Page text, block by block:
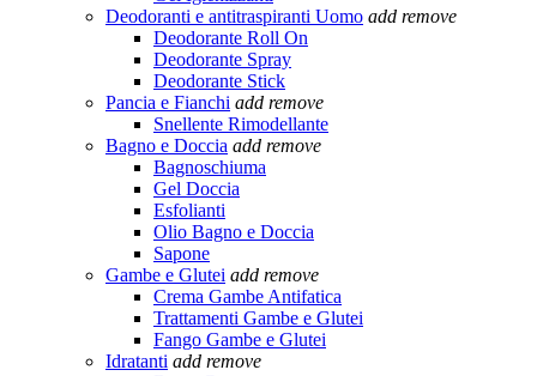
Deodoranti e antitraspiranti Uomo add remove
Deodorante Roll On
Deodorante Spray
Deodorante Stick
Pancia e Fianchi add remove
Snellente Rimodellante
Bagno e Doccia add remove
Bagnoschiuma
Gel Doccia
Esfolianti
Olio Bagno e Doccia
Sapone
Gambe e Glutei add remove
Crema Gambe Antifatica
Trattamenti Gambe e Glutei
Fango Gambe e Glutei
Idratanti add remove